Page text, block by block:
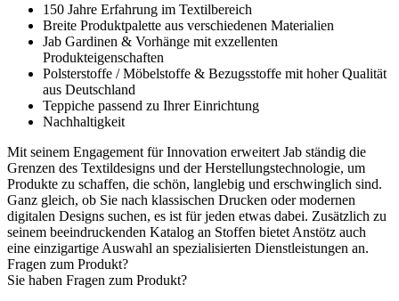
150 Jahre Erfahrung im Textilbereich
Breite Produktpalette aus verschiedenen Materialien
Jab Gardinen & Vorhänge mit exzellenten
Produkteigenschaften
Polsterstoffe / Möbelstoffe & Bezugsstoffe mit hoher Qualität
aus Deutschland
Teppiche passend zu Ihrer Einrichtung
Nachhaltigkeit
Mit seinem Engagement für Innovation erweitert Jab ständig die
Grenzen des Textildesigns und der Herstellungstechnologie, um
Produkte zu schaffen, die schön, langlebig und erschwinglich sind.
Ganz gleich, ob Sie nach klassischen Drucken oder modernen
digitalen Designs suchen, es ist für jeden etwas dabei. Zusätzlich zu
seinem beeindruckenden Katalog an Stoffen bietet Anstötz auch
eine einzigartige Auswahl an spezialisierten Dienstleistungen an.
Fragen zum Produkt?
Sie haben Fragen zum Produkt?